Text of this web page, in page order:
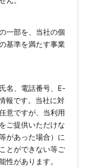
一部を、当社の個
基準を満たす事業
名、電話番号、E-
報です。当社に対
意ですが、当利用
ご提供いただけな
があった場合）に
とができない等ご
性があります。